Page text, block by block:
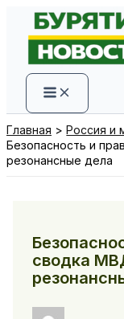
Перейти
содержимому
Главная
Россия и
Безопасность и
резонансные дела
сводка